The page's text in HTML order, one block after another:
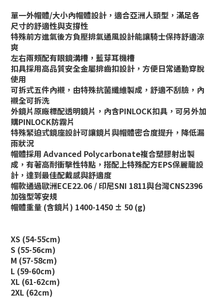
單一外帽體/大小內帽體設計，適合亞洲人頭型，滿足各
尺寸的舒適性與支撐性
特殊前方進氣後方負壓排氣通風設計能讓騎士保持舒適涼
爽
左右兩頰配有眼鏡溝槽，藍芽耳機槽
扣具採用高品質安全金屬排齒扣設計，方便日常通勤穿脫
使用
可拆式五件內襯，由特殊抗菌纖維製成，舒適不刮臉，內
襯全可拆洗
外鏡片原廠標配透明鏡片，內含PINLOCK扣具，可另外加
購PINLOCK防霧片
特殊緊迫式鏡座設計可讓鏡片與帽體密合度提升，降低漏
雨狀況
帽體採用 Advanced Polycarbonate複合塑膠射出製
成，有著高耐衝擊性特點，搭配上特殊配方EPS保麗龍設
計，達到最佳配戴感與舒適度
帽款通過歐洲ECE22.06 / 印尼SNI 1811與台灣CNS2396
加強型等安規
帽體重量 (含鏡片) 1400-1450 ± 50 (g)
XS (54-55cm)
S (55-56cm)
M (57-58cm)
L (59-60cm)
XL (61-62cm)
2XL (62cm)